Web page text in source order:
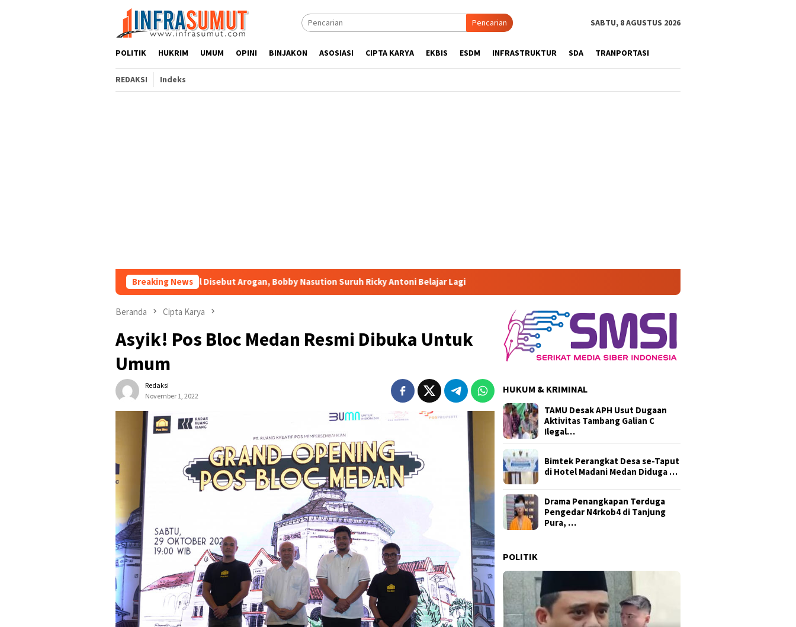
Pencarian SABTU, 8 AGUSTUS 2026
POLITIK HUKRIM UMUM OPINI BINJAKON ASOSIASI CIPTA KARYA EKBIS ESDM INFRASTRUKTUR SDA TRANPORTASI
REDAKSI Indeks
Breaking News
Kesal Disebut Arogan, Bobby Nasution Suruh Ricky Antoni Belajar Lagi
Beranda Cipta Karya
Asyik! Pos Bloc Medan Resmi Dibuka Untuk
Umum
Redaksi
November 1, 2022
HUKUM & KRIMINAL
TAMU Desak APH Usut Dugaan
Aktivitas Tambang Galian C
Ilegal…
Bimtek Perangkat Desa se-Taput
di Hotel Madani Medan Diduga …
Drama Penangkapan Terduga
Pengedar N4rkob4 di Tanjung
Pura, …
POLITIK